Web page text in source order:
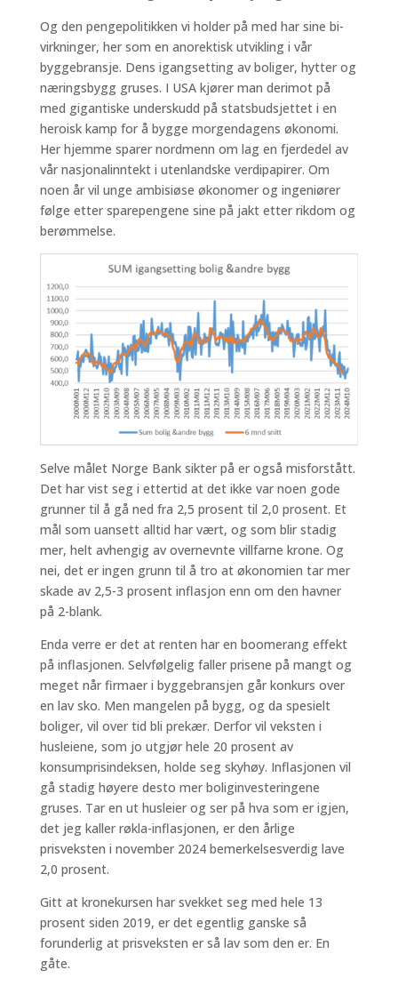
Og den pengepolitikken vi holder på med har sine bi-
virkninger, her som en anorektisk utvikling i vår
byggebransje. Dens igangsetting av boliger, hytter og
næringsbygg gruses. I USA kjører man derimot på
med gigantiske underskudd på statsbudsjettet i en
heroisk kamp for å bygge morgendagens økonomi.
Her hjemme sparer nordmenn om lag en fjerdedel av
vår nasjonalinntekt i utenlandske verdipapirer. Om
noen år vil unge ambisiøse økonomer og ingeniører
følge etter sparepengene sine på jakt etter rikdom og
berømmelse.
Selve målet Norge Bank sikter på er også misforstått.
Det har vist seg i ettertid at det ikke var noen gode
grunner til å gå ned fra 2,5 prosent til 2,0 prosent. Et
mål som uansett alltid har vært, og som blir stadig
mer, helt avhengig av overnevnte villfarne krone. Og
nei, det er ingen grunn til å tro at økonomien tar mer
skade av 2,5-3 prosent inflasjon enn om den havner
på 2-blank.
Enda verre er det at renten har en boomerang effekt
på inflasjonen. Selvfølgelig faller prisene på mangt og
meget når firmaer i byggebransjen går konkurs over
en lav sko. Men mangelen på bygg, og da spesielt
boliger, vil over tid bli prekær. Derfor vil veksten i
husleiene, som jo utgjør hele 20 prosent av
konsumprisindeksen, holde seg skyhøy. Inflasjonen vil
gå stadig høyere desto mer boliginvesteringene
gruses. Tar en ut husleier og ser på hva som er igjen,
det jeg kaller røkla-inflasjonen, er den årlige
prisveksten i november 2024 bemerkelsesverdig lave
2,0 prosent.
Gitt at kronekursen har svekket seg med hele 13
prosent siden 2019, er det egentlig ganske så
forunderlig at prisveksten er så lav som den er. En
gåte.